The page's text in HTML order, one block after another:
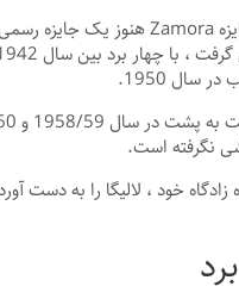
سال 1950.
نگرفته است.
خود ، لالیگا را به دست